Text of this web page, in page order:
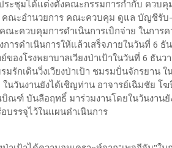
ระชุมได้แต่งตั้งคณะกรรมการกำกับ ควบคุ
ณะอำนวยการ คณะควบคุม ดูแล บัญชีรับ-
ณะควบคุมการดำเนินการเบิกจ่าย ในการ
ารดำเนินการให้แล้วเสร็จภายในวันที่ 6
องโรงพยาบาลเวียงป่าเป้าในวันที่ 6 ธัน
มรักเดินวิ่งเวียงป่าเป้า ชมรมปั่นจักรยาน
ในวันงานยังได้เชิญท่าน อาจารย์เฉิมชัย
บิณฑ์ บันลือฤทธิ์ มาร่วมงานโดยในวันงาน
บรรจุไว้ในแผนดำเนินการ